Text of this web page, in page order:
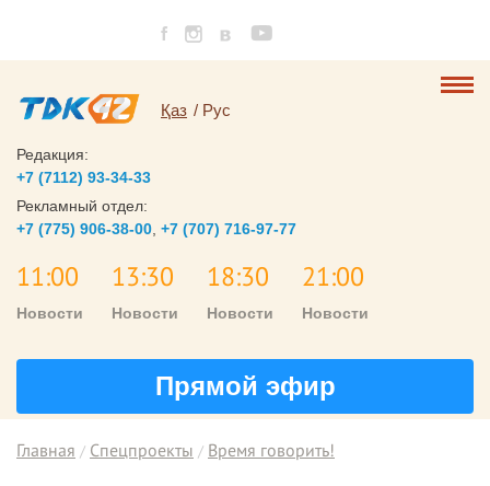
Қаз Рус
Редакция:
+7 (7112) 93-34-33
Рекламный отдел:
+7 (775) 906-38-00 +7 (707) 716-97-77
11:00
Новости
13:30
Новости
18:30
Новости
21:00
Новости
Прямой эфир
Главная Спецпроекты Время говорить!